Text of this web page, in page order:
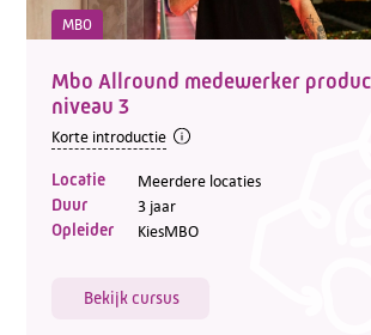
MBO
Mbo Allround medewerker
niveau 3
Korte introductie
Locatie Meerdere locaties
Duur 3 jaar
Opleider KiesMBO
Bekijk cursus